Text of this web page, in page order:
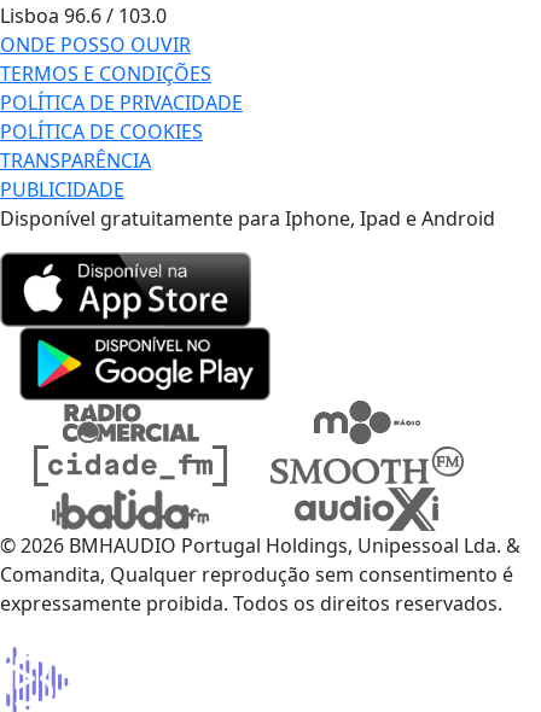
Lisboa 96.6 / 103.0
ONDE POSSO OUVIR
TERMOS E CONDIÇÕES
POLÍTICA DE PRIVACIDADE
POLÍTICA DE COOKIES
TRANSPARÊNCIA
PUBLICIDADE
Disponível gratuitamente para Iphone, Ipad e Android
© 2026 BMHAUDIO Portugal Holdings, Unipessoal Lda. &
Comandita, Qualquer reprodução sem consentimento é
expressamente proibida. Todos os direitos reservados.